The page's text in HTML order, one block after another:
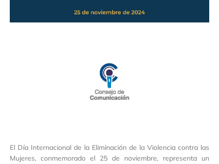
El Día Internacional de la Eliminación de la Violencia contra las
Mujeres, conmemorado el 25 de noviembre, representa un